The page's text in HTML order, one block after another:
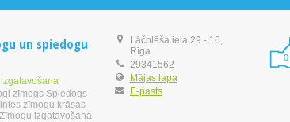
un spiedogu
zīmogs Spiedogs
zīmogu krāsas
izgatavošana
Lāčplēša iela 29 - 16,
Rīga
29341562
Mājas lapa
E-pasts
0